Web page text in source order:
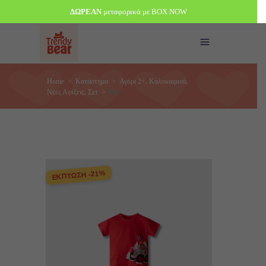
Home> Κατάστημα> Αγόρι 2+, Καλοκαιρινά,
Νέες Αφίξεις, Σετ > Σετ
ΕΚΠΤΩΣΗ -21%
ΔΩΡΕΑΝ μεταφορικά με BOX NOW